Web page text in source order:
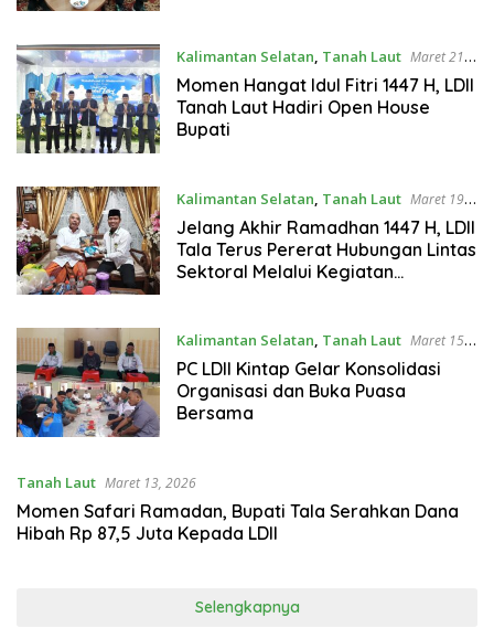
Kalimantan Selatan, Tanah Laut Maret 21,
2026
Momen Hangat Idul Fitri 1447 H, LDII
Tanah Laut Hadiri Open House
Bupati
Kalimantan Selatan, Tanah Laut Maret 19,
2026
Jelang Akhir Ramadhan 1447 H, LDII
Tala Terus Pererat Hubungan Lintas
Sektoral Melalui Kegiatan
Kalimantan Selatan, Tanah Laut Maret 15,
2026
PC LDII Kintap Gelar Konsolidasi
Organisasi dan Buka Puasa
Bersama
Tanah Laut Maret 13, 2026
Momen Safari Ramadan, Bupati Tala Serahkan Dana
Hibah Rp 87,5 Juta Kepada LDII
Selengkapnya